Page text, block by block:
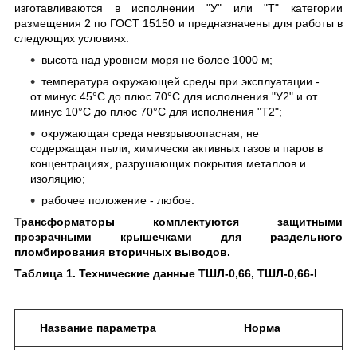
изготавливаются в исполнении "У" или "Т" категории
размещения 2 по ГОСТ 15150 и предназначены для работы в
следующих условиях:
высота над уровнем моря не более 1000 м;
температура окружающей среды при эксплуатации -
от минус 45°C до плюс 70°C для исполнения "У2" и от
минус 10°C до плюс 70°C для исполнения "Т2";
окружающая среда невзрывоопасная, не
содержащая пыли, химически активных газов и паров в
концентрациях, разрушающих покрытия металлов и
изоляцию;
рабочее положение - любое.
Трансформаторы комплектуются защитными
прозрачными крышечками для раздельного
пломбирования вторичных выводов.
Таблица 1. Технические данные ТШЛ-0,66, ТШЛ-0,66-I
Название параметра Норма